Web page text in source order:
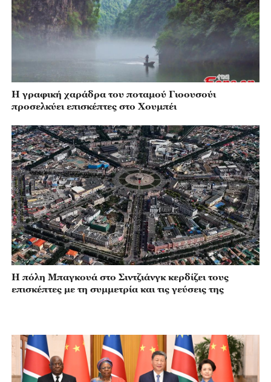
Η γραφική χαράδρα του ποταμού Γιοουσούι
προσελκύει επισκέπτες στο Χουμπέι
Η πόλη Μπαγκουά στο Σιντζιάνγκ κερδίζει τους
επισκέπτες με τη συμμετρία και τις γεύσεις της